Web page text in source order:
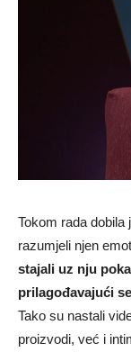
Tokom rada
razumjeli njen
stajali uz nju
prilagođavajući
Tako su nastali
proizvodi, već i